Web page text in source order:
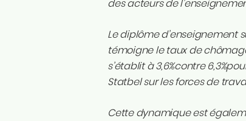
des acteurs de
Le diplôme
témoigne le taux de
s’établit à 3,6%contre
Statbel sur les forces de
Cette dynamique est